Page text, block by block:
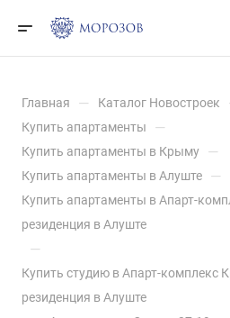
Главная — Каталог Новостроек
Купить апартаменты —
Купить апартаменты в Крыму —
Купить апартаменты в Алуште —
Купить апартаменты в Апарт-
резиденция в Алуште
—
Купить студию в Апарт-комплекс
резиденция в Алуште